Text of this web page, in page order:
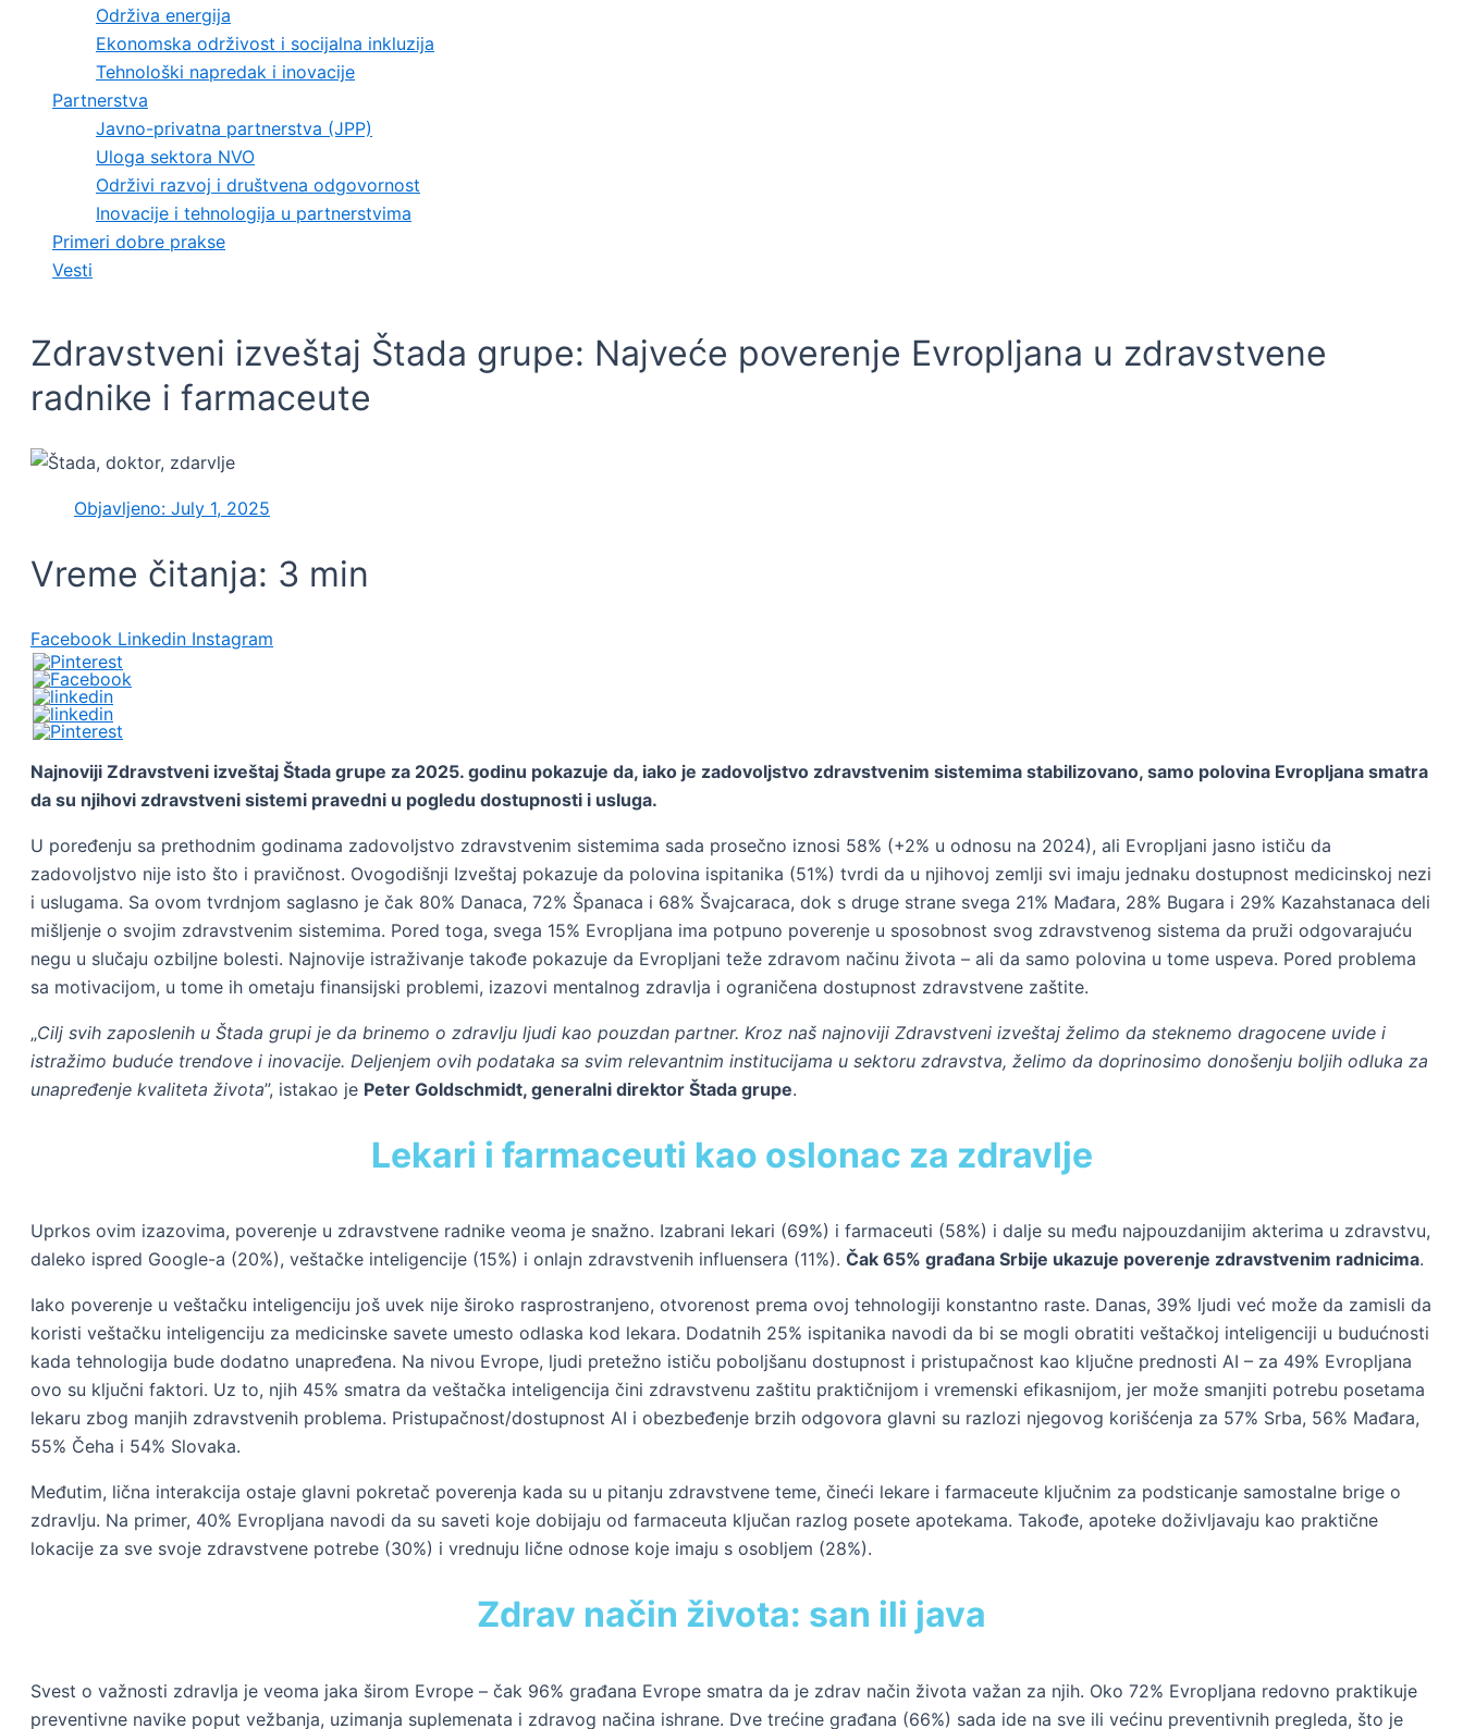
Održiva energija
Ekonomska održivost i socijalna inkluzija
Tehnološki napredak i inovacije
Partnerstva
Javno-privatna partnerstva (JPP)
Uloga sektora NVO
Održivi razvoj i društvena odgovornost
Inovacije i tehnologija u partnerstvima
Primeri dobre prakse
Vesti
Zdravstveni izveštaj Štada grupe: Najveće poverenje Evropljana u zdravstvene
radnike i farmaceute
Objavljeno: July 1, 2025
Vreme čitanja: 3 min
Facebook Linkedin Instagram
Najnoviji Zdravstveni izveštaj Štada grupe za 2025. godinu pokazuje da, iako je zadovoljstvo zdravstvenim sistemima stabilizovano, samo polovina Evropljana smatra
da su njihovi zdravstveni sistemi pravedni u pogledu dostupnosti i usluga.
U poređenju sa prethodnim godinama zadovoljstvo zdravstvenim sistemima sada prosečno iznosi 58% (+2% u odnosu na 2024), ali Evropljani jasno ističu da
zadovoljstvo nije isto što i pravičnost. Ovogodišnji Izveštaj pokazuje da polovina ispitanika (51%) tvrdi da u njihovoj zemlji svi imaju jednaku dostupnost medicinskoj nezi
i uslugama. Sa ovom tvrdnjom saglasno je čak 80% Danaca, 72% Španaca i 68% Švajcaraca, dok s druge strane svega 21% Mađara, 28% Bugara i 29% Kazahstanaca deli
mišljenje o svojim zdravstvenim sistemima. Pored toga, svega 15% Evropljana ima potpuno poverenje u sposobnost svog zdravstvenog sistema da pruži odgovarajuću
negu u slučaju ozbiljne bolesti. Najnovije istraživanje takođe pokazuje da Evropljani teže zdravom načinu života – ali da samo polovina u tome uspeva. Pored problema
sa motivacijom, u tome ih ometaju finansijski problemi, izazovi mentalnog zdravlja i ograničena dostupnost zdravstvene zaštite.
„Cilj svih zaposlenih u Štada grupi je da brinemo o zdravlju ljudi kao pouzdan partner. Kroz naš najnoviji Zdravstveni izveštaj želimo da steknemo dragocene uvide i
istražimo buduće trendove i inovacije. Deljenjem ovih podataka sa svim relevantnim institucijama u sektoru zdravstva, želimo da doprinosimo donošenju boljih odluka za
unapređenje kvaliteta života”, istakao je Peter Goldschmidt, generalni direktor Štada grupe.
Lekari i farmaceuti kao oslonac za zdravlje
Uprkos ovim izazovima, poverenje u zdravstvene radnike veoma je snažno. Izabrani lekari (69%) i farmaceuti (58%) i dalje su među najpouzdanijim akterima u zdravstvu,
daleko ispred Google-a (20%), veštačke inteligencije (15%) i onlajn zdravstvenih influensera (11%). Čak 65% građana Srbije ukazuje poverenje zdravstvenim radnicima.
Iako poverenje u veštačku inteligenciju još uvek nije široko rasprostranjeno, otvorenost prema ovoj tehnologiji konstantno raste. Danas, 39% ljudi već može da zamisli da
koristi veštačku inteligenciju za medicinske savete umesto odlaska kod lekara. Dodatnih 25% ispitanika navodi da bi se mogli obratiti veštačkoj inteligenciji u budućnosti
kada tehnologija bude dodatno unapređena. Na nivou Evrope, ljudi pretežno ističu poboljšanu dostupnost i pristupačnost kao ključne prednosti AI – za 49% Evropljana
ovo su ključni faktori. Uz to, njih 45% smatra da veštačka inteligencija čini zdravstvenu zaštitu praktičnijom i vremenski efikasnijom, jer može smanjiti potrebu posetama
lekaru zbog manjih zdravstvenih problema. Pristupačnost/dostupnost AI i obezbeđenje brzih odgovora glavni su razlozi njegovog korišćenja za 57% Srba, 56% Mađara,
55% Čeha i 54% Slovaka.
Međutim, lična interakcija ostaje glavni pokretač poverenja kada su u pitanju zdravstvene teme, čineći lekare i farmaceute ključnim za podsticanje samostalne brige o
zdravlju. Na primer, 40% Evropljana navodi da su saveti koje dobijaju od farmaceuta ključan razlog posete apotekama. Takođe, apoteke doživljavaju kao praktične
lokacije za sve svoje zdravstvene potrebe (30%) i vrednuju lične odnose koje imaju s osobljem (28%).
Zdrav način života: san ili java
Svest o važnosti zdravlja je veoma jaka širom Evrope – čak 96% građana Evrope smatra da je zdrav način života važan za njih. Oko 72% Evropljana redovno praktikuje
preventivne navike poput vežbanja, uzimanja suplemenata i zdravog načina ishrane. Dve trećine građana (66%) sada ide na sve ili većinu preventivnih pregleda, što je